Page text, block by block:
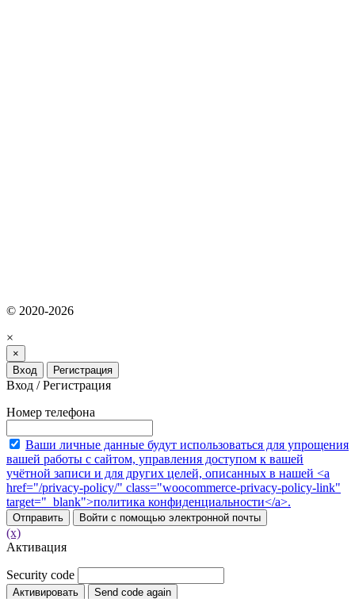
© 2020-2026
×
×
Вход
Регистрация
Вход / Регистрация
Номер телефона
Ваши личные данные будут использоваться для упрощения
вашей работы с сайтом, управления доступом к вашей
учётной записи и для других целей, описанных в нашей <a
href="/privacy-policy/" class="woocommerce-privacy-policy-link"
target="_blank">политика конфиденциальности</a>.
Отправить Войти с помощью электронной почты
(x)
Активация
Security code
Активировать Send code again